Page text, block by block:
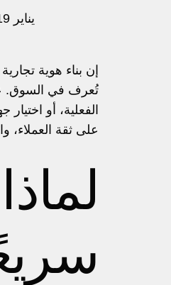
يناير 19, 2026
إن بناء هوية
تُعرف في السوق.
الفعلية، أو
على ثقة العملاء،